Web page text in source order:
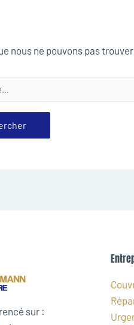
nous ne pouvons pas
sur :